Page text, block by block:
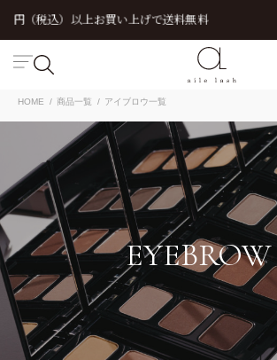
LINE登録で10%OFF
HOME 商品一覧 アイブロウ一覧
EYEBROW
絞り込み
円〜 円
商品 まとめ買い割引 定期販売
動画講習 対面講習
この内容で絞り込み